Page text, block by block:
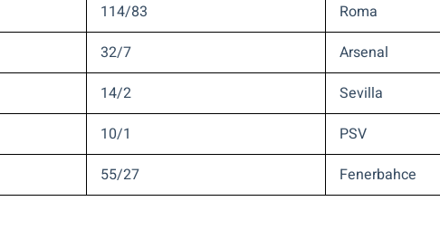
114/83
Roma
32/7
Arsenal
14/2
Sevilla
10/1
PSV
55/27 Fenerbahce